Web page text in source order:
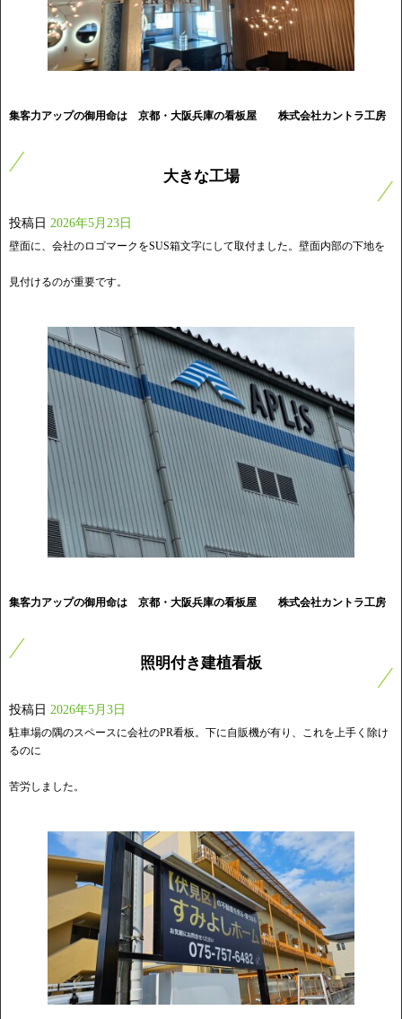
集客力アップの御用命は 京都・大阪兵庫の看板屋 株式会社カントラ工房
大きな工場
投稿日 2026年5月23日
壁面に、会社のロゴマークをSUS箱文字にして取付ました。壁面内部の下地を
見付けるのが重要です。
集客力アップの御用命は 京都・大阪兵庫の看板屋 株式会社カントラ工房
照明付き建植看板
投稿日 2026年5月3日
駐車場の隅のスペースに会社のPR看板。下に自販機が有り、これを上手く除け
るのに
苦労しました。